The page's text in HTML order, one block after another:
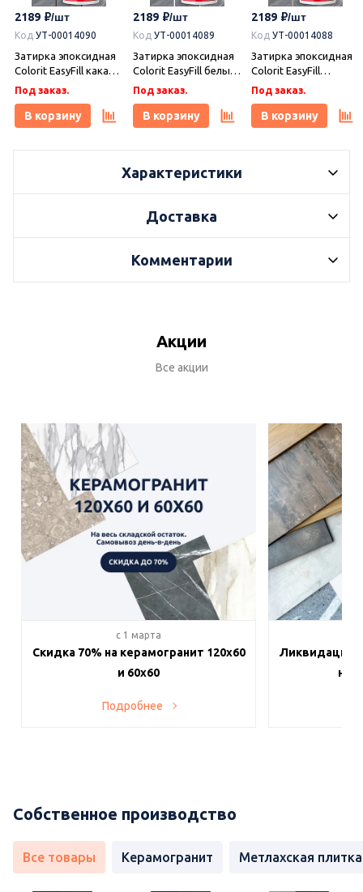
2189
Код УТ-00014090
Затирка эпоксидная
Colorit EasyFill какао 1
кг, Плитонит
Под заказ.
В корзину
2189
Код УТ-00014089
Затирка эпоксидная
Colorit EasyFill белый
1 кг, Плитонит
Под заказ.
В корзину
2189
Код УТ-00014088
Затирка эпоксидная
Colorit EasyFill
бежевый 1 кг,
Плитонит
Под заказ.
В корзину
Характеристики
Доставка
Комментарии
Акции
Все акции
c 1 марта
Скидка 70% на керамогранит 120х60
и 60х60
Подробнее
Ликвидация
на
Собственное производство
Все товары Керамогранит Метлахская плитка